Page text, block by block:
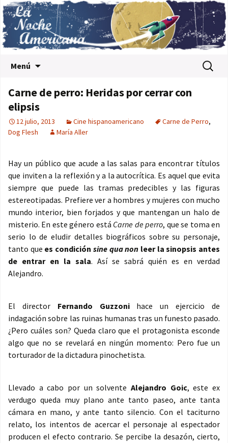
Menú Buscar:
Carne de perro: Heridas por cerrar con
elipsis
12 julio, 2013 Cine hispanoamericano Carne de Perro,
Dog Flesh
María Aller
Hay un público que acude a las salas para encontrar títulos
que inviten a la reflexión y a la autocrítica. Es aquel que evita
siempre que puede las tramas predecibles y las figuras
estereotipadas. Prefiere ver a hombres y mujeres con mucho
mundo interior, bien forjados y que mantengan un halo de
misterio. En este género está Carne de perro, que se toma en
serio lo de eludir detalles biográficos sobre su personaje,
tanto que es condición sine qua non leer la sinopsis antes
de entrar en la sala. Así se sabrá quién es en verdad
Alejandro.
El director Fernando Guzzonihace un ejercicio de
indagación sobre las ruinas humanas tras un funesto pasado.
¿Pero cuáles son? Queda claro que el protagonista esconde
algo que no se revelará en ningún momento: Pero fue un
torturador de la dictadura pinochetista.
Llevado a cabo por un solvente Alejandro Goic, este ex
verdugo queda muy plano ante tanto paseo, ante tanta
cámara en mano, y ante tanto silencio. Con el taciturno
relato, los intentos de acercar el personaje al espectador
producen el efecto contrario. Se percibe la desazón, cierto,